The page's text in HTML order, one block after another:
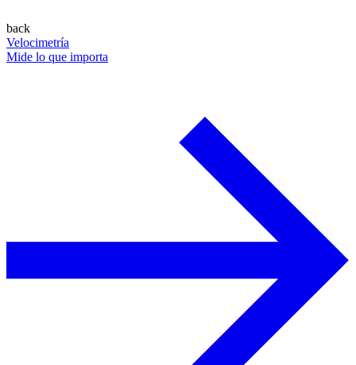
back
Velocimetría
Mide lo que importa